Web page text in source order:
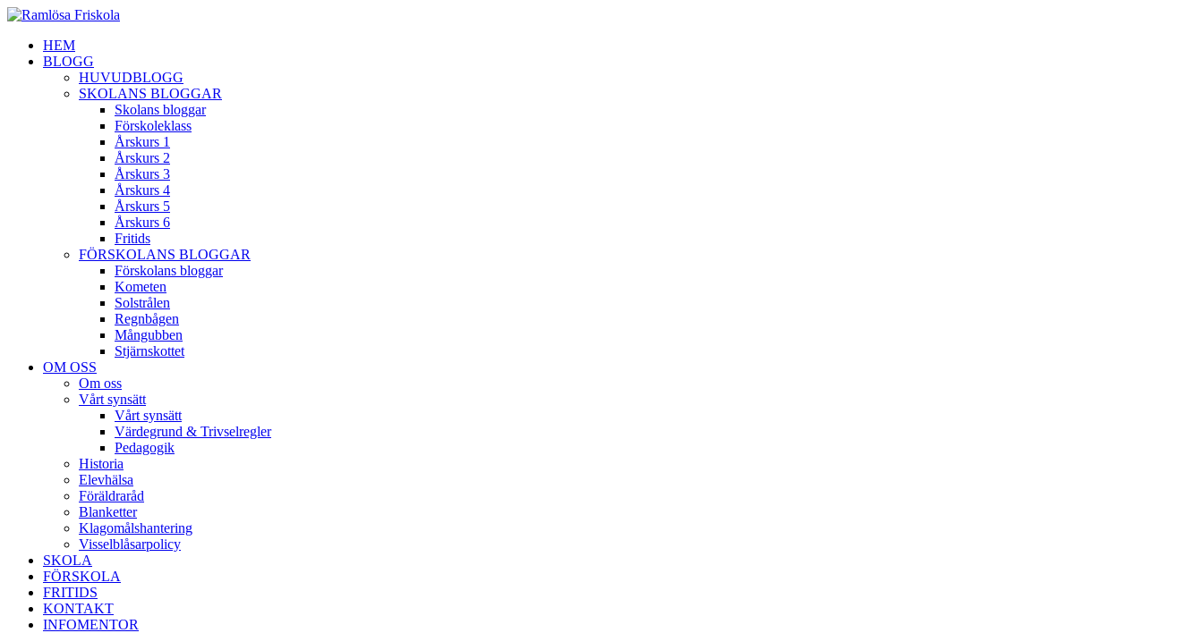
HEM
BLOGG
HUVUDBLOGG
SKOLANS BLOGGAR
Skolans bloggar
Förskoleklass
Årskurs 1
Årskurs 2
Årskurs 3
Årskurs 4
Årskurs 5
Årskurs 6
Fritids
FÖRSKOLANS BLOGGAR
Förskolans bloggar
Kometen
Solstrålen
Regnbågen
Mångubben
Stjärnskottet
OM OSS
Om oss
Vårt synsätt
Vårt synsätt
Värdegrund & Trivselregler
Pedagogik
Historia
Elevhälsa
Föräldraråd
Blanketter
Klagomålshantering
Visselblåsarpolicy
SKOLA
FÖRSKOLA
FRITIDS
KONTAKT
INFOMENTOR